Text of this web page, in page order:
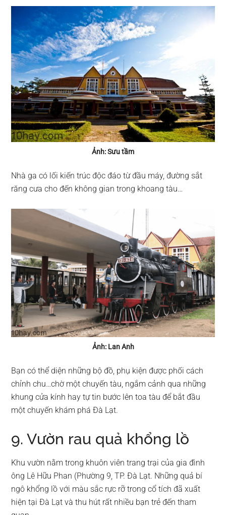
Ảnh: Sưu tầm
Nhà ga có lối kiến trúc độc đáo từ đầu máy, đường sắt
răng cưa cho đến không gian trong khoang tàu…
Ảnh: Lan Anh
Bạn có thể diện những bộ đồ, phụ kiện được phối cách
chỉnh chu…chờ một chuyến tàu, ngắm cảnh qua những
khung cửa kính hay tự tin bước lên toa tàu để bắt đầu
một chuyến khám phá Đà Lạt.
9. Vườn rau quả khổng lồ
Khu vườn nằm trong khuôn viên trang trại của gia đình
ông Lê Hữu Phan (Phường 9, TP. Đà Lạt. Những quả bí
ngô khổng lồ với màu sắc rực rỡ trong cổ tích đã xuất
hiện tại Đà Lạt và thu hút rất nhiều bạn trẻ đến tham